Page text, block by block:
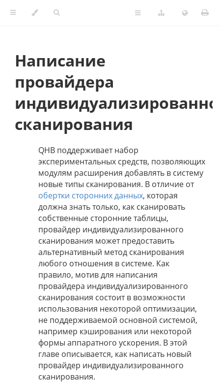
Написание
провайдера
сканирования
QHB поддерживает набор
экспериментальных средств, позволяющих
модулям расширения добавлять в систему
новые типы сканирования. В отличие от
обертки сторонних данных, которая
должна знать только, как сканировать
собственные сторонние таблицы,
провайдер индивидуализированного
сканирования может предоставить
альтернативный метод сканирования
любого отношения в системе. Как
правило, мотив для написания
провайдера индивидуализированного
сканирования состоит в возможности
использования некоторой оптимизации,
не поддерживаемой основной системой,
например кэширования или некоторой
формы аппаратного ускорения. В этой
главе описывается, как написать новый
провайдер индивидуализированного
сканирования.